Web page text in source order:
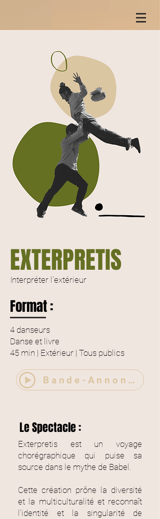
EXTERPRETIS
Interpréter l'extérieur
Format :
4 danseurs
Danse et livre
45 min | Extérieur | Tous publics
Bande-Annonce
Le Spectacle :
Exterpretis est un voyage
chorégraphique qui puise sa
source dans le mythe de Babel.
Cette création prône la diversité
et la multiculturalité et reconnaît
l’identité et la singularité de